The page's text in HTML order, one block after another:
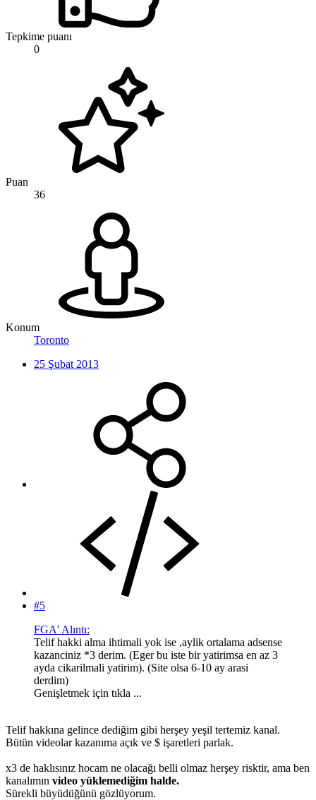
Tepkime puanı
0
Puan
36
Konum
Toronto
25 Şubat 2013
#5
FGA' Alıntı:
Telif hakki alma ihtimali yok ise ,aylik ortalama adsense
kazanciniz *3 derim. (Eger bu iste bir yatirimsa en az 3
ayda cikarilmali yatirim). (Site olsa 6-10 ay arasi
derdim)
Genişletmek için tıkla ...
Telif hakkına gelince dediğim gibi herşey yeşil tertemiz kanal.
Bütün videolar kazanıma açık ve $ işaretleri parlak.
x3 de haklısınız hocam ne olacağı belli olmaz herşey risktir, ama ben
kanalımın video yüklemediğim halde.
Sürekli büyüdüğünü gözlüyorum.